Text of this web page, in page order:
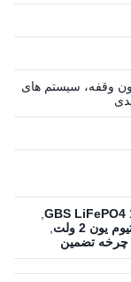
وقفه، سیستم های